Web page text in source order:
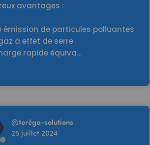
avantages :
émission de particules polluantes
à effet de serre
rapide équiva…
@teréga-solutions
25 juillet 2024